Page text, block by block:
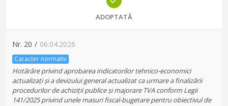
ADOPTATĂ
Nr. 20 / 06.04.2026
Caracter normativ
Hotărâre privind aprobarea indicatorilor tehnico-economici
actualizați și a devizului general actualizat ca urmare a finalizării
procedurilor de achiziții publice și majorare TVA conform Legii
141/2025 privind unele masuri fiscal-bugetare pentru obiectivul de